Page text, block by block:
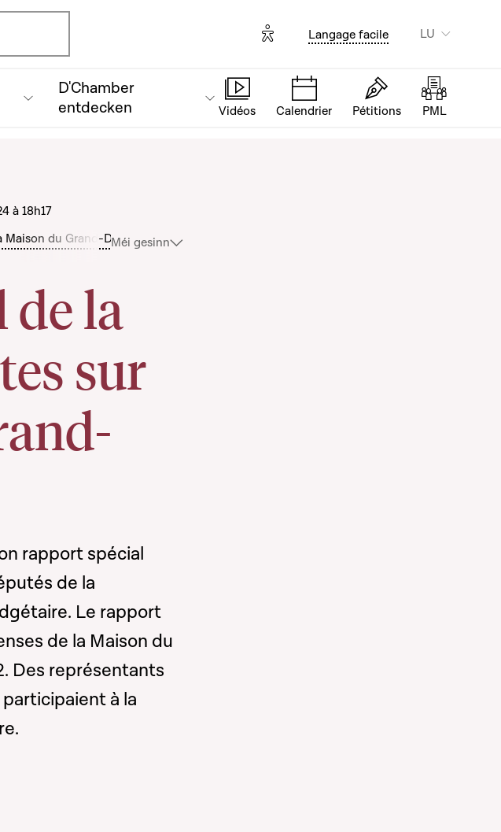
Options d'accessibilité
Langage facile LU
D'Chamber
entdecken
Vidéos Calendrier Pétitions PML
Maison du Grand-DucMéi gesinn
de la
sur
à 18h17
rapport spécial
de la
Le rapport
de la Maison du
Des représentants
à la